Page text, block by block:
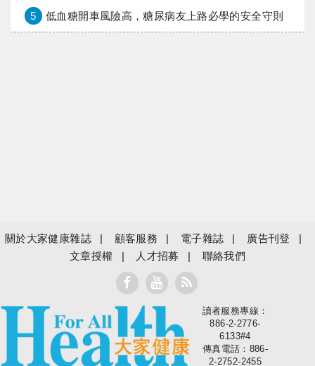
5 低血糖開車風險高，糖尿病友上路必學的安全守則
關於大家健康雜誌 顧客服務 電子雜誌
廣告刊登
文章授權
人才招募 聯絡我們
大家健康
讀者服務專線：
886-2-2776-
6133#4
傳真電話：886-
2-2752-2455